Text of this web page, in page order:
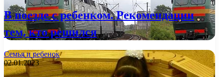
В поезде с ребенком. Рекомендации
тем, кто решился
Семья и ребенок
02.01.2023